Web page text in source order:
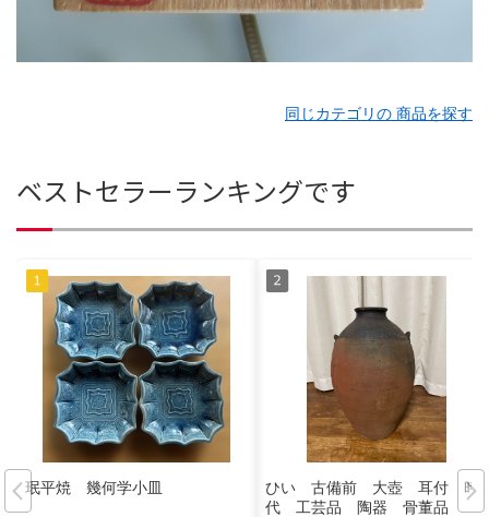
同じカテゴリの 商品を探す
ベストセラーランキングです
珉平焼 幾何学小皿
ひい 古備前 大壺 耳付 時
代 工芸品 陶器 骨董品